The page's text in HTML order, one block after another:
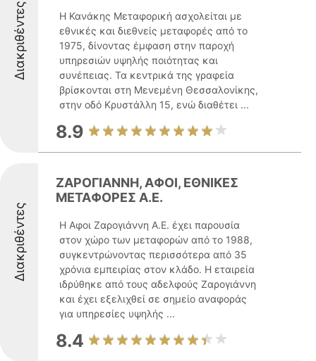
Διακριθέντες
Η Κανάκης Μεταφορική ασχολείται με
εθνικές και διεθνείς μεταφορές από το
1975, δίνοντας έμφαση στην παροχή
υπηρεσιών υψηλής ποιότητας και
συνέπειας. Τα κεντρικά της γραφεία
βρίσκονται στη Μενεμένη Θεσσαλονίκης,
στην οδό Κρυστάλλη 15, ενώ διαθέτει ...
8.9
Διακριθέντες
ΖΑΡΟΓΙΑΝΝΗ, ΑΦΟΙ, ΕΘΝΙΚΕΣ
ΜΕΤΑΦΟΡΕΣ Α.Ε.
Η Αφοι Ζαρογιάννη Α.Ε. έχει παρουσία
στον χώρο των μεταφορών από το 1988,
συγκεντρώνοντας περισσότερα από 35
χρόνια εμπειρίας στον κλάδο. Η εταιρεία
ιδρύθηκε από τους αδελφούς Ζαρογιάννη
και έχει εξελιχθεί σε σημείο αναφοράς
για υπηρεσίες υψηλής ...
8.4